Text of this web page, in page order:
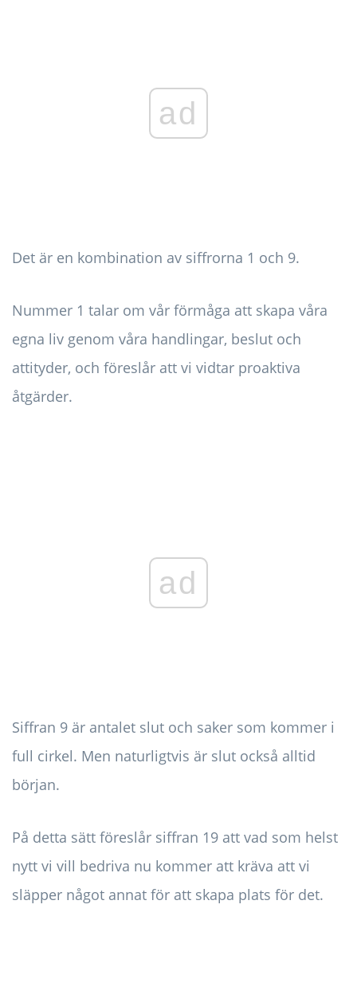
ad
Det är en kombination av siffrorna 1 och 9.
Nummer 1 talar om vår förmåga att skapa våra
egna liv genom våra handlingar, beslut och
attityder, och föreslår att vi vidtar proaktiva
åtgärder.
ad
Siffran 9 är antalet slut och saker som kommer i
full cirkel. Men naturligtvis är slut också alltid
början.
På detta sätt föreslår siffran 19 att vad som helst
nytt vi vill bedriva nu kommer att kräva att vi
släpper något annat för att skapa plats för det.